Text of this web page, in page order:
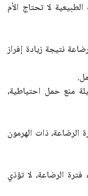
لا تحتاج الأم
نتيجة زيادة إفراز
منع حمل احتياطية،
ذات الهرمون
الرضاعة، لا تؤذي